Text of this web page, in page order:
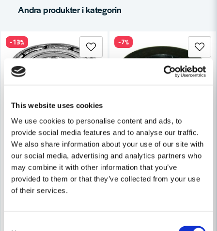
This website uses cookies
We use cookies to personalise content and ads, to
provide social media features and to analyse our traffic.
We also share information about your use of our site with
our social media, advertising and analytics partners who
may combine it with other information that you’ve
provided to them or that they’ve collected from your use
of their services.
Skicka fråga
Andra produkter i kategorin
FESTOOL
Festool Styrkullager D9,5/12,7/16/19/22
986,63 kr
863 kr
Leveranstid ifrån leverantör ca
-13%
FESTOOL
Festool Styrkullager D22/11°
470,91 kr
438 kr
Leveranstid ifrån leverantör ca
-7%